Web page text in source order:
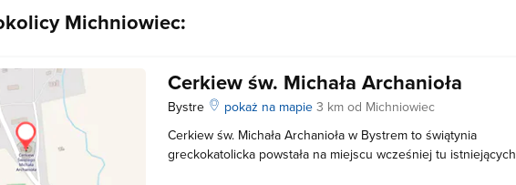
Michniowiec:
Cerkiew św. Michała Archanioła
Bystre pokaż na mapie3 km od Michniowiec
Cerkiew św. Michała Archanioła w Bystrem to świątynia
greckokatolicka powstała na miejscu wcześniej tu istniejących